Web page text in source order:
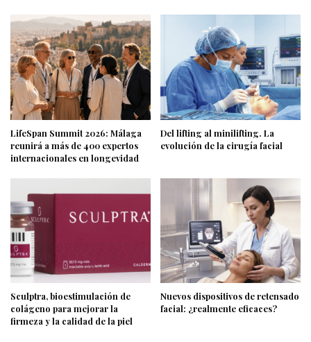
LifeSpan Summit 2026: Málaga
reunirá a más de 400 expertos
internacionales en longevidad
Del lifting al minilifting. La
evolución de la cirugía facial
Sculptra, bioestimulación de
colágeno para mejorar la
firmeza y la calidad de la piel
Nuevos dispositivos de retensado
facial: ¿realmente eficaces?